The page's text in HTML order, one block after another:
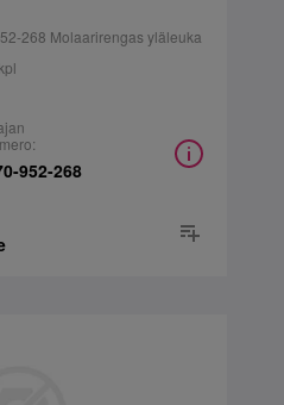
268 Molaarirengas yläleuka
952-268